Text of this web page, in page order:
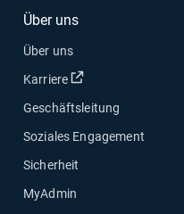
Über uns
Über uns
Karriere
In neuem Fenster
Geschäftsleitung
Soziales Engagement
Sicherheit
MyAdmin